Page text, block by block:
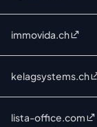
immovida.ch
kelagsystems.ch
lista-office.com